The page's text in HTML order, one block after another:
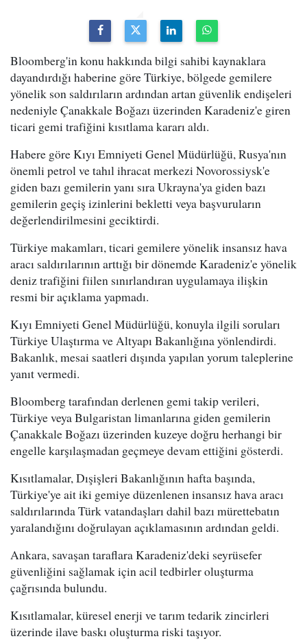
Bloomberg'in konu hakkında bilgi sahibi kaynaklara
dayandırdığı haberine göre Türkiye, bölgede gemilere
yönelik son saldırıların ardından artan güvenlik endişeleri
nedeniyle Çanakkale Boğazı üzerinden Karadeniz'e giren
ticari gemi trafiğini kısıtlama kararı aldı.
Habere göre Kıyı Emniyeti Genel Müdürlüğü, Rusya'nın
önemli petrol ve tahıl ihracat merkezi Novorossiysk'e
giden bazı gemilerin yanı sıra Ukrayna'ya giden bazı
gemilerin geçiş izinlerini bekletti veya başvuruların
değerlendirilmesini geciktirdi.
Türkiye makamları, ticari gemilere yönelik insansız hava
aracı saldırılarının arttığı bir dönemde Karadeniz'e yönelik
deniz trafiğini fiilen sınırlandıran uygulamaya ilişkin
resmi bir açıklama yapmadı.
Kıyı Emniyeti Genel Müdürlüğü, konuyla ilgili soruları
Türkiye Ulaştırma ve Altyapı Bakanlığına yönlendirdi.
Bakanlık, mesai saatleri dışında yapılan yorum taleplerine
yanıt vermedi.
Bloomberg tarafından derlenen gemi takip verileri,
Türkiye veya Bulgaristan limanlarına giden gemilerin
Çanakkale Boğazı üzerinden kuzeye doğru herhangi bir
engelle karşılaşmadan geçmeye devam ettiğini gösterdi.
Kısıtlamalar, Dışişleri Bakanlığının hafta başında,
Türkiye'ye ait iki gemiye düzenlenen insansız hava aracı
saldırılarında Türk vatandaşları dahil bazı mürettebatın
yaralandığını doğrulayan açıklamasının ardından geldi.
Ankara, savaşan taraflara Karadeniz'deki seyrüsefer
güvenliğini sağlamak için acil tedbirler oluşturma
çağrısında bulundu.
Kısıtlamalar, küresel enerji ve tarım tedarik zincirleri
üzerinde ilave baskı oluşturma riski taşıyor.